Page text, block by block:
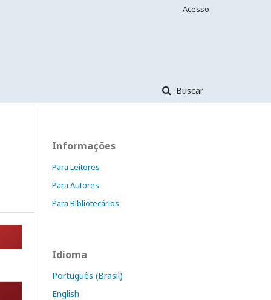
Buscar
Acesso
Informações
Para Leitores
Para Autores
Para Bibliotecários
Idioma
Português (Brasil)
English